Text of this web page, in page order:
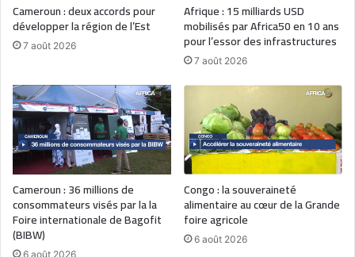
Cameroun : deux accords pour
développer la région de l’Est
7 août 2026
Afrique : 15 milliards USD
mobilisés par Africa50 en 10 ans
pour l’essor des infrastructures
7 août 2026
Cameroun : 36 millions de
consommateurs visés par la la
Foire internationale de Bagofit
(BIBW)
6 août 2026
Congo : la souveraineté
alimentaire au cœur de la Grande
foire agricole
6 août 2026